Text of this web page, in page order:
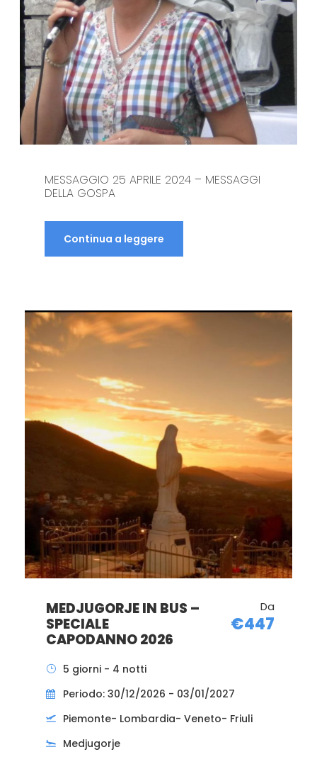
MESSAGGIO 25 APRILE 2023 – MESSAGGI
DELLA GOSPA
Continua a leggere
MEDJUGORJE IN BUS –
SPECIALE
IMMACOLATA 2026
Da
€402
5 giorni - 4 notti
Periodo: 05/12/2026 - 09/12/2026
Piemonte- Lombardia- Veneto- Friuli
Medjugorje